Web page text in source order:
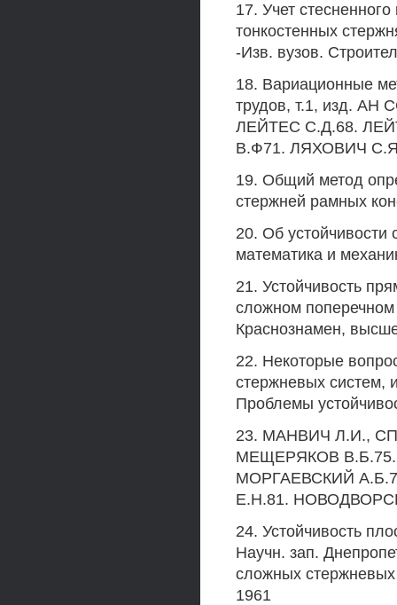
17. Учет
тонкостенных
-Изв. вузов.
18. Вариационные
трудов, т.1, изд.
ЛЕЙТЕС С.Д.68.
В.Ф71. ЛЯХОВИЧ
19. Общий метод
стержней рамных
20. Об
математика и
21. Устойчивость
сложном
Краснознамен,
22. Некоторые
стержневых систем,
Проблемы
23. МАНВИЧ Л.И.,
МЕЩЕРЯКОВ
МОРГАЕВСКИЙ
Е.Н.81.
24. Устойчивость
Научн. зап.
сложных стержневых
1961